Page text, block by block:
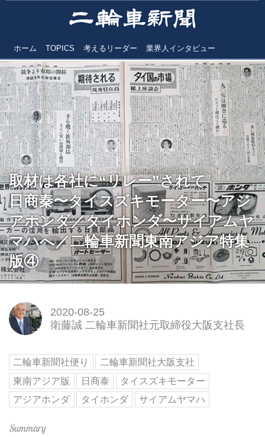
ホーム TOPICS 考えるリーダー 業界人インタビュー
取材は各社に“リレー”されて
日商秦〜タイスズキモーター〜アジ
アホンダ／タイホンダ〜サイアムヤ
マハへ／二輪車新聞東南アジア特集
版④
2020-08-25
衛藤誠 二輪車新聞社元取締役大阪支社長
二輪車新聞社便り
二輪車新聞社大阪支社
東南アジア版
日商泰
タイスズキモーター
アジアホンダ
タイホンダ サイアムヤマハ